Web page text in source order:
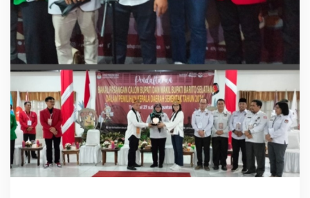
a
n
W
a
k
i
l
B
u
p
a
t
i
B